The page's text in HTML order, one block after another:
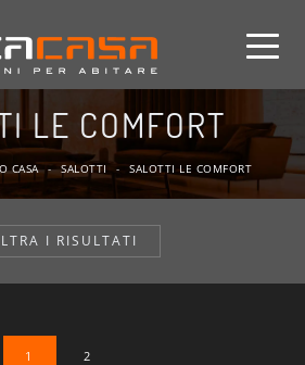
LE COMFORT
CASA - SALOTTI - SALOTTI LE COMFORT
I RISULTATI
1 2